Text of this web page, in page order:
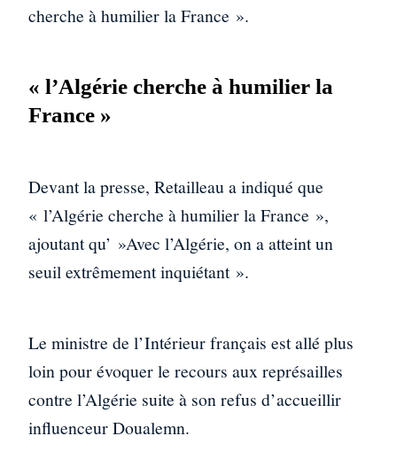
cherche à humilier la France ».
« l’Algérie cherche à humilier la
France »
Devant la presse, Retailleau a indiqué que
« l’Algérie cherche à humilier la France »,
ajoutant qu’ »Avec l’Algérie, on a atteint un
seuil extrêmement inquiétant ».
Le ministre de l’Intérieur français est allé plus
loin pour évoquer le recours aux représailles
contre l’Algérie suite à son refus d’accueillir
influenceur Doualemn.